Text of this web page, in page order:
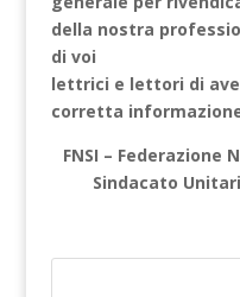
della nostra
di voi
lettrici e lettori di
corretta
FNSI – Federazione
Sindacato